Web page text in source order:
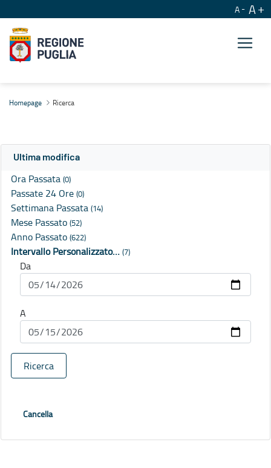
A A
Homepage Ricerca
Ultima modifica
Ora Passata (0)
Passate 24 Ore (0)
Settimana Passata (14)
Mese Passato (52)
Anno Passato (622)
Intervallo Personalizzato… (7)
Da
A
Ricerca
Cancella